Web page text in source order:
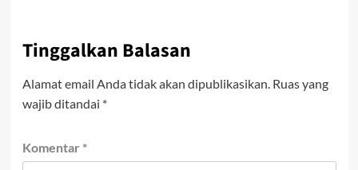
Tinggalkan Balasan
Alamat email Anda tidak akan dipublikasikan. Ruas yang
wajib ditandai *
Komentar *